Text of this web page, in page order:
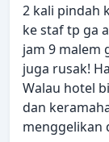
2 kali pindah
ke staf tp ga
jam 9 malem
juga rusak!
Walau hotel
dan
menggelikan